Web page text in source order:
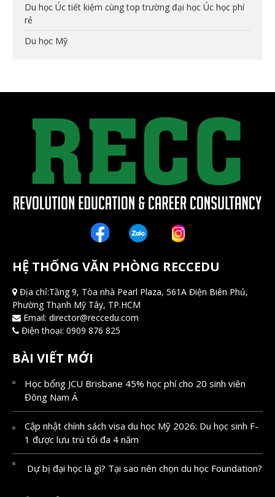
Du học Úc tiết kiệm cùng top trường đại học Úc học phí
rẻ
Du học Mỹ
HỆ THỐNG VĂN PHÒNG RECCEDU
Địa chỉ:Tầng 9, Tòa nhà Pearl Plaza, 561A Điện Biên Phủ,
Phường Thạnh Mỹ Tây, TP.HCM
Email: director@reccedu.com
Điện thoại: 0909 876 825
BÀI VIẾT MỚI
Học bổng JCU Brisbane 45% học phí cho 20 sinh viên
Đông Nam Á
Cập nhật chính sách visa du học Mỹ 2026: Du học sinh F-
1 được lưu trú tối đa 4 năm
Dự bị đại học là gì? Tại sao nên chọn du học Foundation?